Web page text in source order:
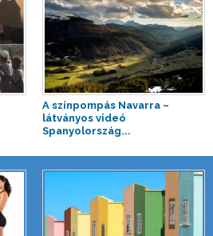
A színpompás Navarra –
látványos videó
Spanyolország...